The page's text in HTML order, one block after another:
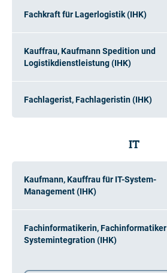
Fachkraft für Lagerlogistik (IHK)
Kauffrau, Kaufmann Spedition und
Logistikdienstleistung (IHK)
Fachlagerist, Fachlageristin (IHK)
IT
Kaufmann, Kauffrau für IT-System-
Management (IHK)
Fachinformatikerin, Fachinformatiker
Systemintegration (IHK)